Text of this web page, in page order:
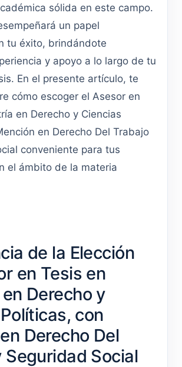
sólida en este campo.
un papel
tu éxito, brindándote
y apoyo a lo largo de tu
En el presente artículo, te
cómo escoger el Asesor en
en Derecho y Ciencias
en Derecho Del Trabajo
conveniente para tus
el ámbito de la materia
de la Elección
en Tesis en
Derecho y
con
Derecho Del
Seguridad Social